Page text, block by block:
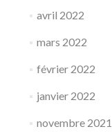
avril 2022
mars 2022
février 2022
janvier 2022
novembre 2021